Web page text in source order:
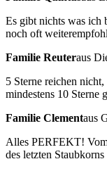
Es gibt nichts was ich
noch oft
Familie Reuteraus
5 Sterne reichen
mindestens 10 Sterne
Familie Clementaus
Alles PERFEKT!
des letzten